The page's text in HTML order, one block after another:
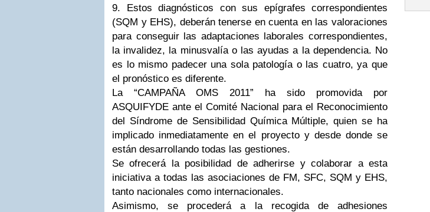
9. Estos diagnósticos con sus epígrafes correspondientes
(SQM y EHS), deberán tenerse en cuenta en las valoraciones
para conseguir las adaptaciones laborales correspondientes,
la invalidez, la minusvalía o las ayudas a la dependencia. No
es lo mismo padecer una sola patología o las cuatro, ya que
el pronóstico es diferente.
La “CAMPAÑA OMS 2011” ha sido promovida por
ASQUIFYDE ante el Comité Nacional para el Reconocimiento
del Síndrome de Sensibilidad Química Múltiple, quien se ha
implicado inmediatamente en el proyecto y desde donde se
están desarrollando todas las gestiones.
Se ofrecerá la posibilidad de adherirse y colaborar a esta
iniciativa a todas las asociaciones de FM, SFC, SQM y EHS,
tanto nacionales como internacionales.
Asimismo, se procederá a la recogida de adhesiones